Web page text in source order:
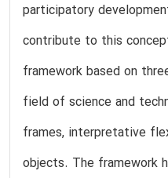
participatory
contribute to this
framework based on
field of science and
frames, interpretative
objects. The framework